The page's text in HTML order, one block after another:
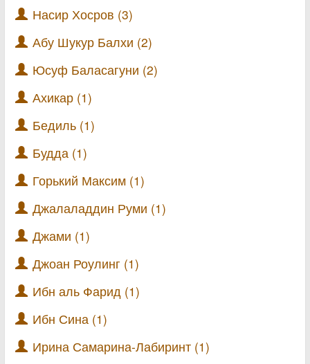
Насир Хосров (3)
Абу Шукур Балхи (2)
Юсуф Баласагуни (2)
Ахикар (1)
Бедиль (1)
Будда (1)
Горький Максим (1)
Джалаладдин Руми (1)
Джами (1)
Джоан Роулинг (1)
Ибн аль Фарид (1)
Ибн Сина (1)
Ирина Самарина-Лабиринт (1)